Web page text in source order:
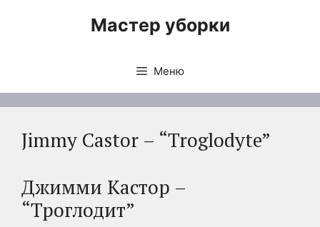
Мастер уборки
Меню
Jimmy Castor – “Troglodyte”
Джимми Кастор –
“Троглодит”